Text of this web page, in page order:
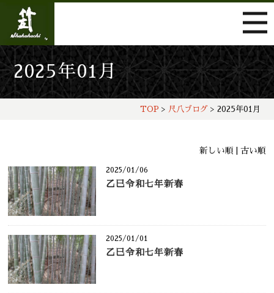
2025年01月
TOP > 尺八ブログ> 2025年01月
新しい順 | 古い順
2025/01/06
乙巳令和七年新春
2025/01/01
乙巳令和七年新春